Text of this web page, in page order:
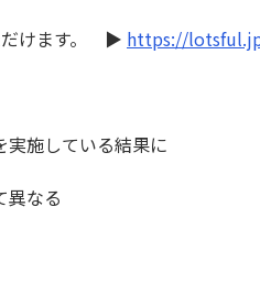
だけます。 ▶ https://
実施している結果に
異なる